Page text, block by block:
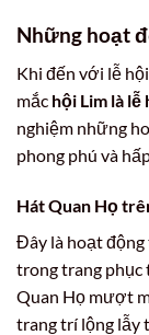
Những hoạt
Khi đến với lễ
mắc hội Lim là lễ
nghiệm những
phong phú và
Hát Quan Họ
Đây là hoạt động
trong trang phục
Quan Họ mượt
trang trí lộng lẫy